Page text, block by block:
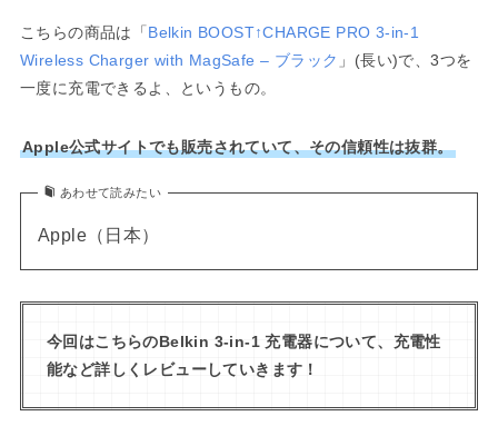
こちらの商品は「Belkin BOOST↑CHARGE PRO 3-in-1
Wireless Charger with MagSafe – ブラック 」(長い)で、3つを
一度に充電できるよ、というもの。
Apple公式サイトでも販売されていて、その信頼性は抜群。
あわせて読みたい
Apple（日本）
今回はこちらのBelkin 3-in-1 充電器について、充電性
能など詳しくレビューしていきます！